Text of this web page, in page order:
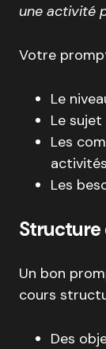
une activité
Votre
Le
Le
Les
Les
Structure
Un bon
cours
Des